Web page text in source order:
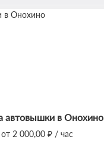
автовышки в Онохино
от 2 000,00 ₽ / час